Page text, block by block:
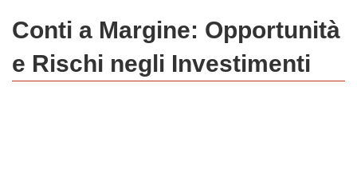
Conti a Margine: Opportunità
e Rischi negli Investimenti